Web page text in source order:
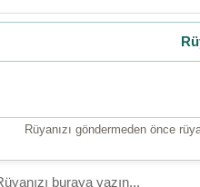
Rüyanızı göndermeden önce